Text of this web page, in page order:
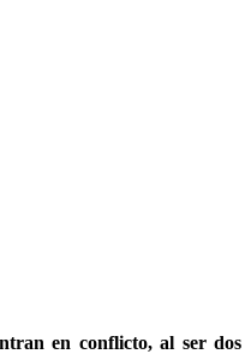
en conflicto, al ser dos